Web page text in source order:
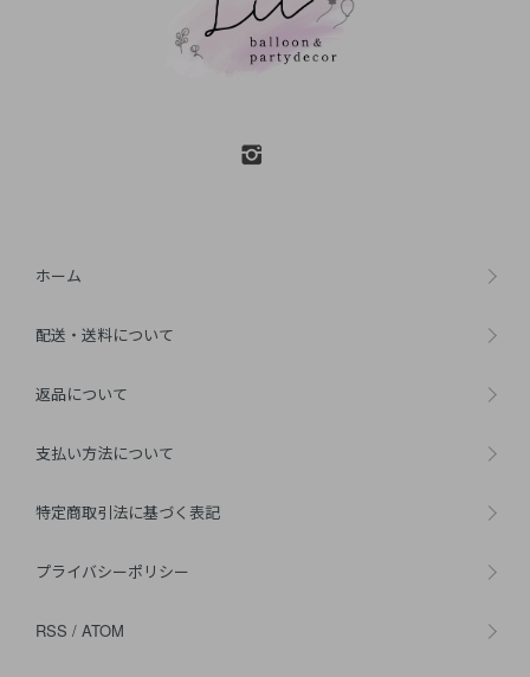
ホーム
配送・送料について
返品について
支払い方法について
特定商取引法に基づく表記
プライバシーポリシー
RSS / ATOM